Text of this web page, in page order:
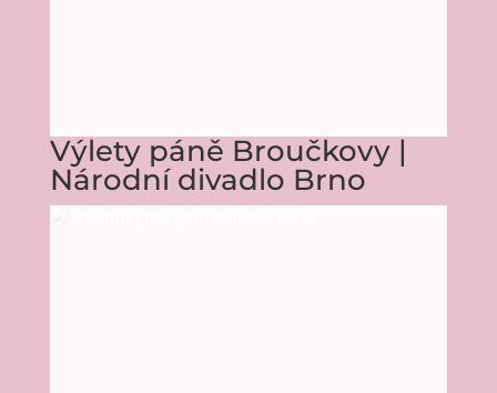
Výlety páně Broučkovy |
Národní divadlo Brno